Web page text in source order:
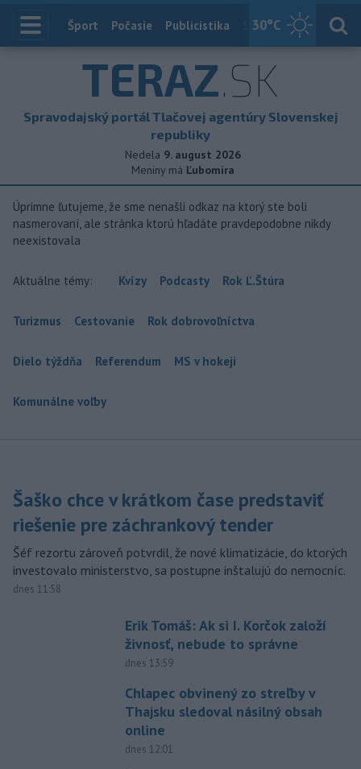
30°C
Index
Šport Počasie Publicistika Slovensko
TERAZ.SK
Spravodajský portál Tlačovej agentúry Slovenskej
republiky
Nedela 9. august 2026
Meniny má Ľubomíra
Úprimne ľutujeme, že sme nenašli odkaz na ktorý ste boli
nasmerovaní, ale stránka ktorú hľadáte pravdepodobne nikdy
neexistovala
Aktuálne témy: Kvízy Podcasty Rok Ľ.Štúra
Turizmus Cestovanie Rok dobrovoľníctva
Dielo týždňa Referendum MS v hokeji
Komunálne voľby
Šaško chce v krátkom čase predstaviť
riešenie pre záchrankový tender
Šéf rezortu zároveň potvrdil, že nové klimatizácie, do ktorých
investovalo ministerstvo, sa postupne inštalujú do nemocníc.
dnes 11:58
Erik Tomáš: Ak si I. Korčok založí
živnosť, nebude to správne
dnes 13:59
Chlapec obvinený zo streľby v
Thajsku sledoval násilný obsah
online
dnes 12:01